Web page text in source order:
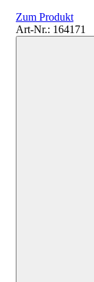
Zum Produkt
Art-Nr.: 164171